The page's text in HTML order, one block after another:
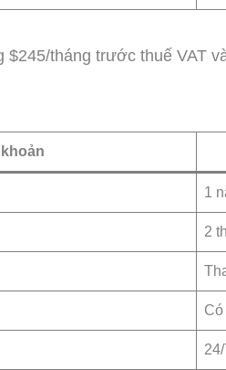
$245/tháng trước thuế VAT
1
2
Có